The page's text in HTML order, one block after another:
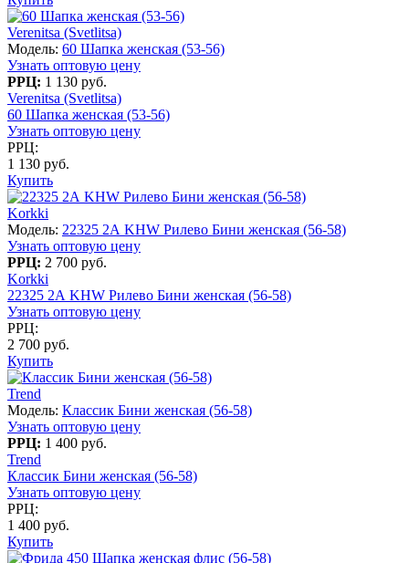
Verenitsa (Svetlitsa)
Модель: 60 Шапка женская (53-56)
Узнать оптовую цену
РРЦ: 1 130 руб.
Verenitsa (Svetlitsa)
60 Шапка женская (53-56)
Узнать оптовую цену
РРЦ:
1 130 руб.
Купить
Korkki
Модель: 22325 2А KHW Рилево Бини женская (56-58)
Узнать оптовую цену
РРЦ: 2 700 руб.
Korkki
22325 2А KHW Рилево Бини женская (56-58)
Узнать оптовую цену
РРЦ:
2 700 руб.
Купить
Trend
Модель: Классик Бини женская (56-58)
Узнать оптовую цену
РРЦ: 1 400 руб.
Trend
Классик Бини женская (56-58)
Узнать оптовую цену
РРЦ:
1 400 руб.
Купить